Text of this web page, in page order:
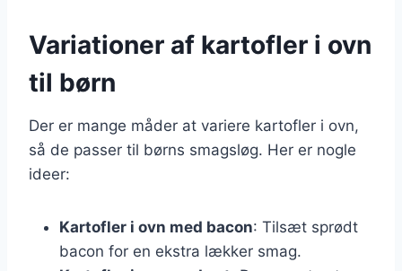
Variationer af kartofler i ovn
til børn
Der er mange måder at variere kartofler i ovn,
så de passer til børns smagsløg. Her er nogle
ideer:
Kartofler i ovn med bacon: Tilsæt sprødt
bacon for en ekstra lækker smag.